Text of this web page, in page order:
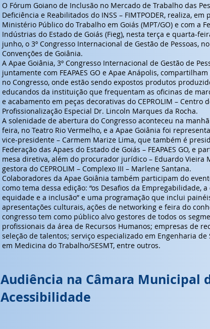
O Fórum Goiano de Inclusão no Mercado de Trabalho das
Deficiência e Reabilitados do INSS – FIMTPODER, realiza, em
Ministério Público do Trabalho em Goiás (MPT/GO) e com a
Indústrias do Estado de Goiás (Fieg), nesta terça e quarta-
junho, o 3º Congresso Internacional de Gestão de Pessoas,
Convenções de Goiânia.
A Apae Goiânia, 3º Congresso Internacional de Gestão de
juntamente com FEAPAES GO e Apae Anápolis,
no Congresso, onde estão sendo expostos produtos
educandos da instituição que frequentam as oficinas de
e acabamento em peças decorativas do CEPROLIM – Centro
Profissionalização Especial Dr. Lincoln Marques da Rocha.
A solenidade de abertura do Congresso aconteceu na
feira, no Teatro Rio Vermelho, e a Apae Goiânia foi
vice-presidente – Carmem Marize Lima, que também é
Federação das Apaes do Estado de Goiás – FEAPAES GO, e
mesa diretiva, além do procurador jurídico – Eduardo Vieira
gestora do CEPROLIM – Complexo III – Marlene Santana.
Colaboradores da Apae Goiânia também participam do
como tema dessa edição: “os Desafios da Empregabilidade,
equidade e a inclusão” e uma programação que inclui
apresentações culturais, ações de networking e feira do
congresso tem como público alvo gestores de todos os
profissionais da área de Recursos Humanos; empresas de
seleção de talentos; serviço especializado em Engenharia de
em Medicina do Trabalho/SESMT, entre outros.
Audiência na Câmara Municipal
Acessibilidade